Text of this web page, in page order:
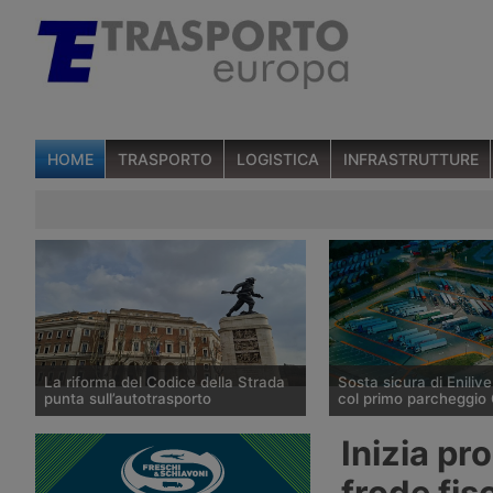
HOME TRASPORTO LOGISTICA INFRASTRUTTURE
La riforma del Codice della Strada
punta sull’autotrasporto
Il ministero dei Trasporti ha
presentato alla fine di luglio 2026 le
linee della riforma del Codice della
Sosta sicura di
col primo parcheggio
Marienkirchen bei
l’autostrada A8
Inizia